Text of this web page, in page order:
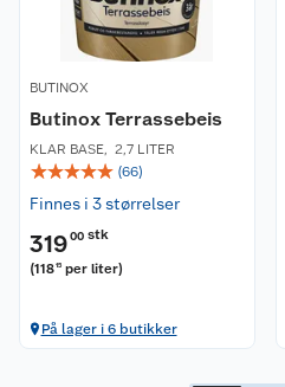
BUTINOX
Butinox Terrassebeis
KLAR BASE, 2,7 LITER
☆☆☆☆☆ (66)
Finnes i 3 størrelser
31900 stk
(11815 per liter)
På lager i 6 butikker